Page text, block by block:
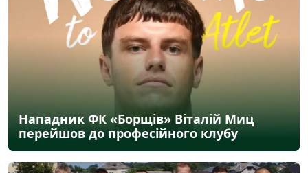
Нападник ФК «Борщів» Віталій Миц
перейшов до професійного клубу